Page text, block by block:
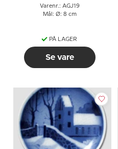
Varenr.: AGJ19
Mål: Ø: 8 cm
PÅ LAGER
Se vare